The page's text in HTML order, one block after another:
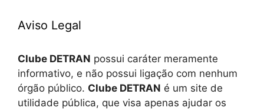
Aviso Legal
Clube DETRAN possui caráter meramente
informativo, e não possui ligação com nenhum
órgão público. Clube DETRAN é um site de
utilidade pública, que visa apenas ajudar os